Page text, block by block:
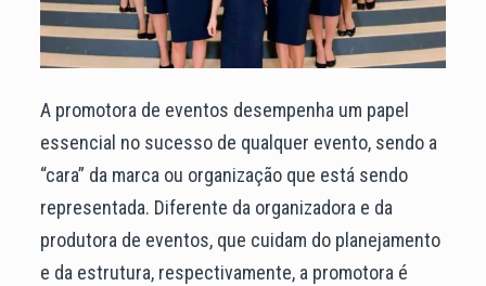
A promotora de eventos desempenha um papel
essencial no sucesso de qualquer evento, sendo a
“cara” da marca ou organização que está sendo
representada. Diferente da organizadora e da
produtora de eventos, que cuidam do planejamento
e da estrutura, respectivamente, a promotora é